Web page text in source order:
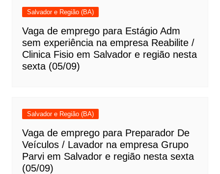
Salvador e Região (BA)
Vaga de emprego para Estágio Adm
sem experiência na empresa Reabilite /
Clinica Fisio em Salvador e região nesta
sexta (05/09)
Salvador e Região (BA)
Vaga de emprego para Preparador De
Veículos / Lavador na empresa Grupo
Parvi em Salvador e região nesta sexta
(05/09)